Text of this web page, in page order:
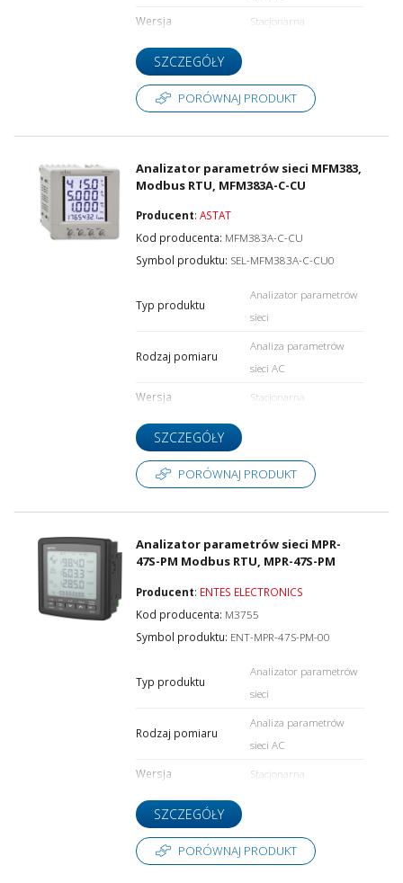
Wersja
Stacjonarna
SZCZEGÓŁY
PORÓWNAJ PRODUKT
Analizator parametrów sieci MFM383,
Modbus RTU, MFM383A-C-CU
Producent:ASTAT
Kod producenta: MFM383A-C-CU
Symbol produktu: SEL-MFM383A-C-CU0
Typ produktu
Analizator parametrów
sieci
Rodzaj pomiaru
Analiza parametrów
sieci AC
Wersja
Stacjonarna
SZCZEGÓŁY
PORÓWNAJ PRODUKT
Analizator parametrów sieci MPR-
47S-PM Modbus RTU, MPR-47S-PM
Producent: ENTES ELECTRONICS
Kod producenta: M3755
Symbol produktu: ENT-MPR-47S-PM-00
Typ produktu
Analizator parametrów
sieci
Rodzaj pomiaru
Analiza parametrów
sieci AC
Wersja
Stacjonarna
SZCZEGÓŁY
PORÓWNAJ PRODUKT